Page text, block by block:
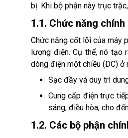
bị. Khi bộ phận này trục
1.1. Chức năng chính
Chức năng cốt lõi của máy
lượng điện. Cụ thể, nó tạo
dòng điện một chiều (DC)
Sạc đầy và duy trì
Cung cấp điện trực
sáng, điều hòa, cho
1.2. Các bộ phận